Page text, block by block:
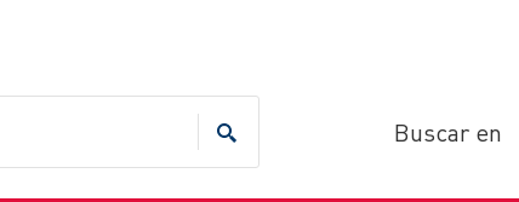
Buscar en